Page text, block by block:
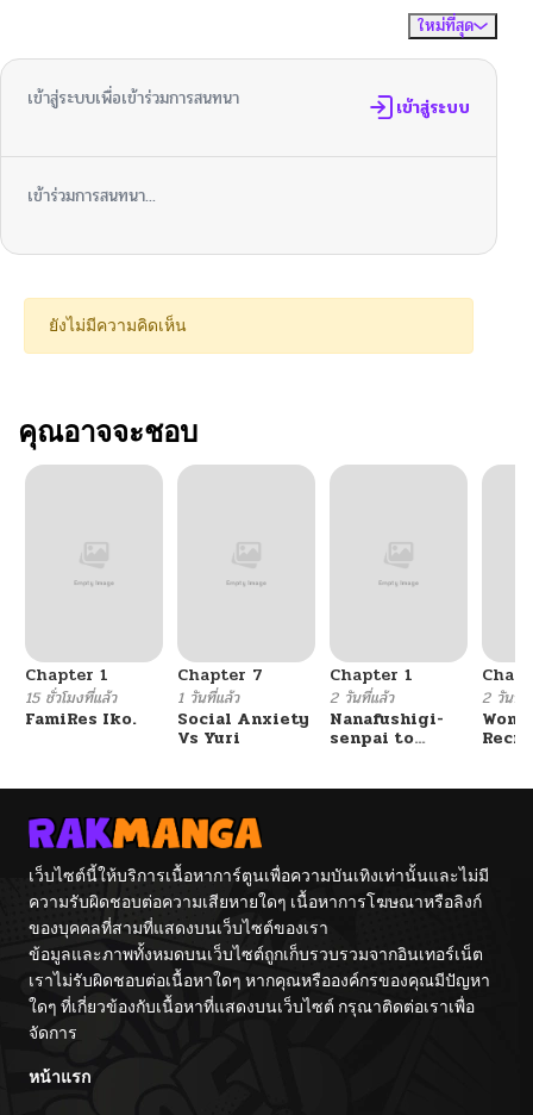
ใหม่ที่สุด
เข้าสู่ระบบเพื่อเข้าร่วมการสนทนา เข้าสู่ระบบ
เข้าร่วมการสนทนา...
ยังไม่มีความคิดเห็น
คุณอาจจะชอบ
Chapter 1
15 ชั่วโมงที่แล้ว
FamiRes Iko.
Chapter 7
1 วันที่แล้ว
Social Anxiety
Vs Yuri
Chapter 1
2 วันที่แล้ว
Nanafushigi-
senpai to
2 วันที่แ
เว็บไซต์นี้ให้บริการเนื้อหาการ์ตูนเพื่อความบันเทิงเท่านั้นและไม่มี
ความรับผิดชอบต่อความเสียหายใดๆ เนื้อหาการโฆษณาหรือลิงก์
ของบุคคลที่สามที่แสดงบนเว็บไซต์ของเรา
ข้อมูลและภาพทั้งหมดบนเว็บไซต์ถูกเก็บรวบรวมจากอินเทอร์เน็ต
เราไม่รับผิดชอบต่อเนื้อหาใดๆ หากคุณหรือองค์กรของคุณมีปัญหา
ใดๆ ที่เกี่ยวข้องกับเนื้อหาที่แสดงบนเว็บไซต์ กรุณาติดต่อเราเพื่อ
จัดการ
หน้าแรก